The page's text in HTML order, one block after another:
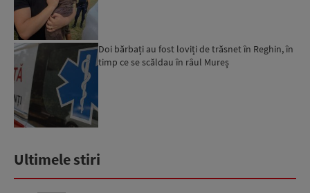
Doi bărbați au fost loviți de trăsnet în Reghin, în
timp ce se scăldau în râul Mureș
Ultimele stiri